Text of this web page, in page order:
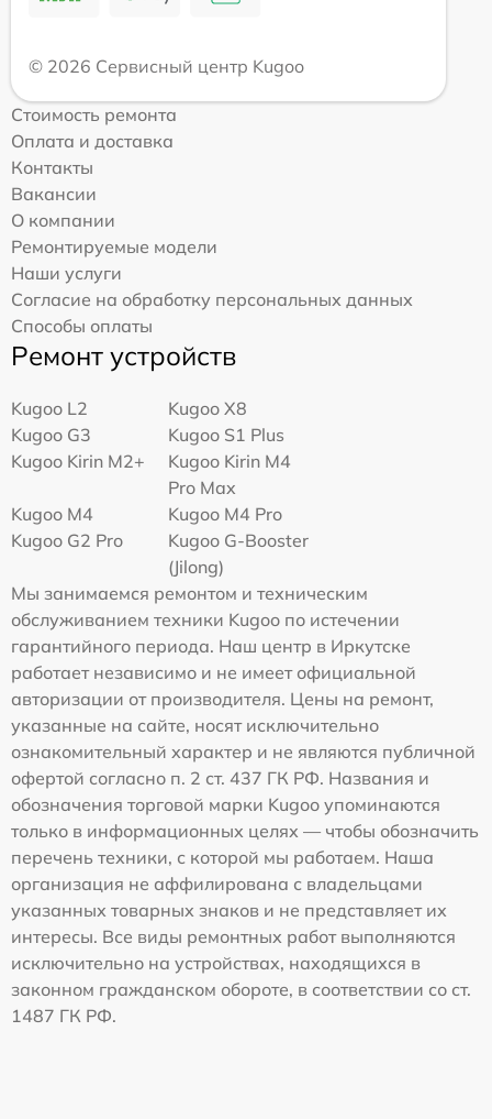
© 2026 Сервисный центр Kugoo
Стоимость ремонта
Оплата и доставка
Контакты
Вакансии
О компании
Ремонтируемые модели
Наши услуги
Согласие на обработку персональных данных
Способы оплаты
Ремонт устройств
Kugoo L2
Kugoo X8
Kugoo G3
Kugoo S1 Plus
Kugoo Kirin M2+
Kugoo Kirin M4
Pro Max
Kugoo M4
Kugoo M4 Pro
Kugoo G2 Pro
Kugoo G-Booster
(Jilong)
Мы занимаемся ремонтом и техническим
обслуживанием техники Kugoo по истечении
гарантийного периода. Наш центр в Иркутске
работает независимо и не имеет официальной
авторизации от производителя. Цены на ремонт,
указанные на сайте, носят исключительно
ознакомительный характер и не являются публичной
офертой согласно п. 2 ст. 437 ГК РФ. Названия и
обозначения торговой марки Kugoo упоминаются
только в информационных целях — чтобы обозначить
перечень техники, с которой мы работаем. Наша
организация не аффилирована с владельцами
указанных товарных знаков и не представляет их
интересы. Все виды ремонтных работ выполняются
исключительно на устройствах, находящихся в
законном гражданском обороте, в соответствии со ст.
1487 ГК РФ.